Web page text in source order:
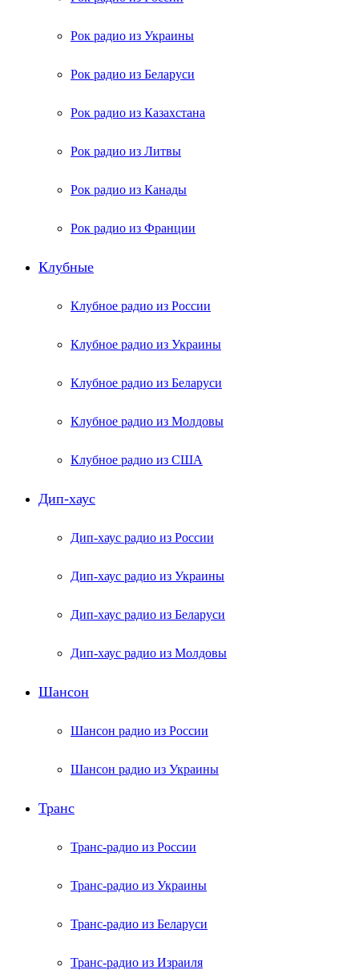
Рок радио из Украины
Рок радио из Беларуси
Рок радио из Казахстана
Рок радио из Литвы
Рок радио из Канады
Рок радио из Франции
Клубные
Клубное радио из России
Клубное радио из Украины
Клубное радио из Беларуси
Клубное радио из Молдовы
Клубное радио из США
Дип-хаус
Дип-хаус радио из России
Дип-хаус радио из Украины
Дип-хаус радио из Беларуси
Дип-хаус радио из Молдовы
Шансон
Шансон радио из России
Шансон радио из Украины
Транс
Транс-радио из России
Транс-радио из Украины
Транс-радио из Беларуси
Транс-радио из Израиля